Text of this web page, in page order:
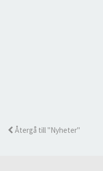
Återgå till "Nyheter"